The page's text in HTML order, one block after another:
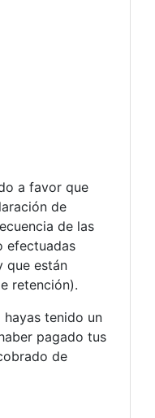
a favor que
de
de las
efectuadas
que están
retención).
hayas tenido un
pagado tus
de